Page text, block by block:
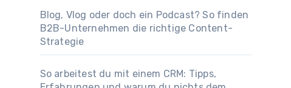
Blog, Vlog oder doch ein Podcast? So finden
B2B-Unternehmen die richtige Content-
Strategie
So arbeitest du mit einem CRM: Tipps,